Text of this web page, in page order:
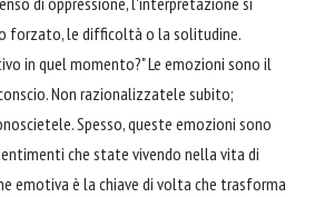
forzato, le difficoltà o la solitudine.
in quel momento?" Le emozioni sono il
Non razionalizzatele subito;
Spesso, queste emozioni sono
che state vivendo nella vita di
emotiva è la chiave di volta che trasforma